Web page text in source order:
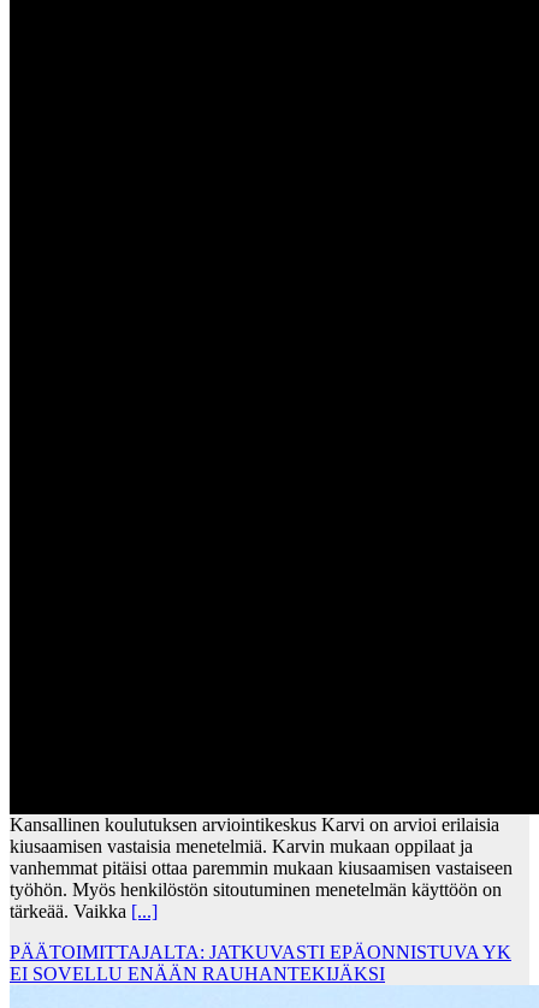
Kansallinen koulutuksen arviointikeskus Karvi on arvioi erilaisia
kiusaamisen vastaisia menetelmiä. Karvin mukaan oppilaat ja
vanhemmat pitäisi ottaa paremmin mukaan kiusaamisen vastaiseen
työhön. Myös henkilöstön sitoutuminen menetelmän käyttöön on
tärkeää. Vaikka [...]
PÄÄTOIMITTAJALTA: JATKUVASTI EPÄONNISTUVA YK
EI SOVELLU ENÄÄN RAUHANTEKIJÄKSI